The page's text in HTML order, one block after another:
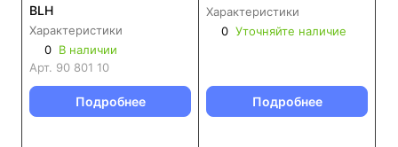
BLH
Характеристики
0 В наличии
Арт. 90 801 10
Подробнее
Характеристики
0 Уточняйте наличие
Подробнее